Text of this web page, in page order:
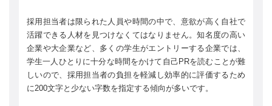
採用担当者は限られた人員や時間の中で、意欲が高く自社で
活躍できる人材を見つけなくてはなりません。知名度の高い
企業や大企業など、多くの学生がエントリーする企業では、
学生一人ひとりに十分な時間をかけて自己PRを読むことが難
しいので、採用担当者の負担を軽減し効率的に評価するため
に200文字と少ない字数を指定する傾向が多いです。